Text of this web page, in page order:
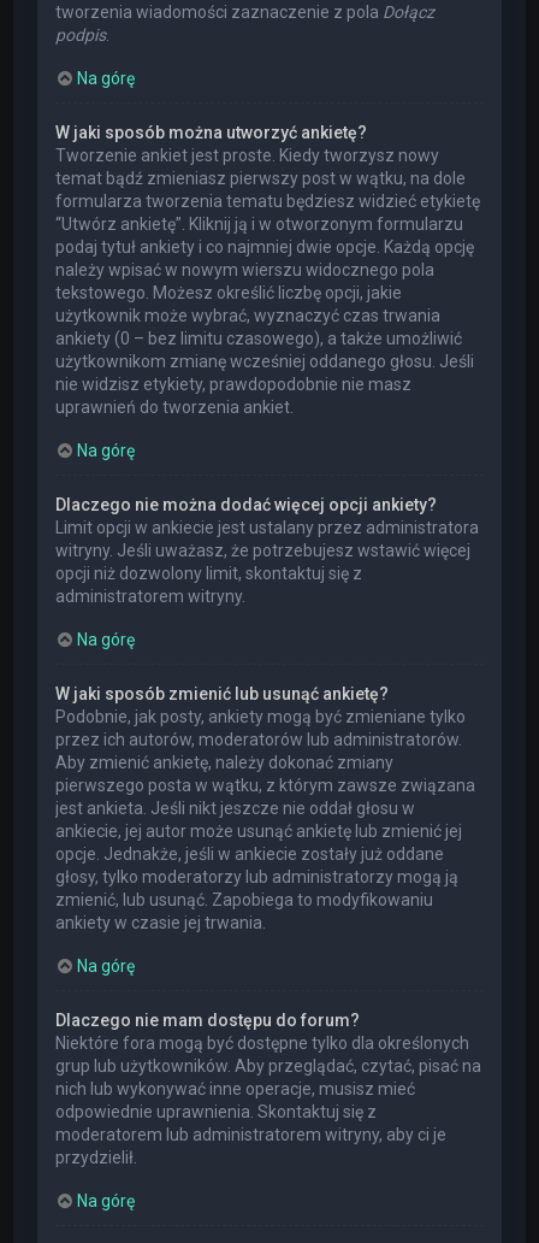
tworzenia wiadomości zaznaczenie z pola Dołącz
podpis.
Na górę
W jaki sposób można utworzyć ankietę?
Tworzenie ankiet jest proste. Kiedy tworzysz nowy
temat bądź zmieniasz pierwszy post w wątku, na dole
formularza tworzenia tematu będziesz widzieć etykietę
“Utwórz ankietę”. Kliknij ją i w otworzonym formularzu
podaj tytuł ankiety i co najmniej dwie opcje. Każdą opcję
należy wpisać w nowym wierszu widocznego pola
tekstowego. Możesz określić liczbę opcji, jakie
użytkownik może wybrać, wyznaczyć czas trwania
ankiety (0 – bez limitu czasowego), a także umożliwić
użytkownikom zmianę wcześniej oddanego głosu. Jeśli
nie widzisz etykiety, prawdopodobnie nie masz
uprawnień do tworzenia ankiet.
Na górę
Dlaczego nie można dodać więcej opcji ankiety?
Limit opcji w ankiecie jest ustalany przez administratora
witryny. Jeśli uważasz, że potrzebujesz wstawić więcej
opcji niż dozwolony limit, skontaktuj się z
administratorem witryny.
Na górę
W jaki sposób zmienić lub usunąć ankietę?
Podobnie, jak posty, ankiety mogą być zmieniane tylko
przez ich autorów, moderatorów lub administratorów.
Aby zmienić ankietę, należy dokonać zmiany
pierwszego posta w wątku, z którym zawsze związana
jest ankieta. Jeśli nikt jeszcze nie oddał głosu w
ankiecie, jej autor może usunąć ankietę lub zmienić jej
opcje. Jednakże, jeśli w ankiecie zostały już oddane
głosy, tylko moderatorzy lub administratorzy mogą ją
zmienić, lub usunąć. Zapobiega to modyfikowaniu
ankiety w czasie jej trwania.
Na górę
Dlaczego nie mam dostępu do forum?
Niektóre fora mogą być dostępne tylko dla określonych
grup lub użytkowników. Aby przeglądać, czytać, pisać na
nich lub wykonywać inne operacje, musisz mieć
odpowiednie uprawnienia. Skontaktuj się z
moderatorem lub administratorem witryny, aby ci je
przydzielił.
Na górę